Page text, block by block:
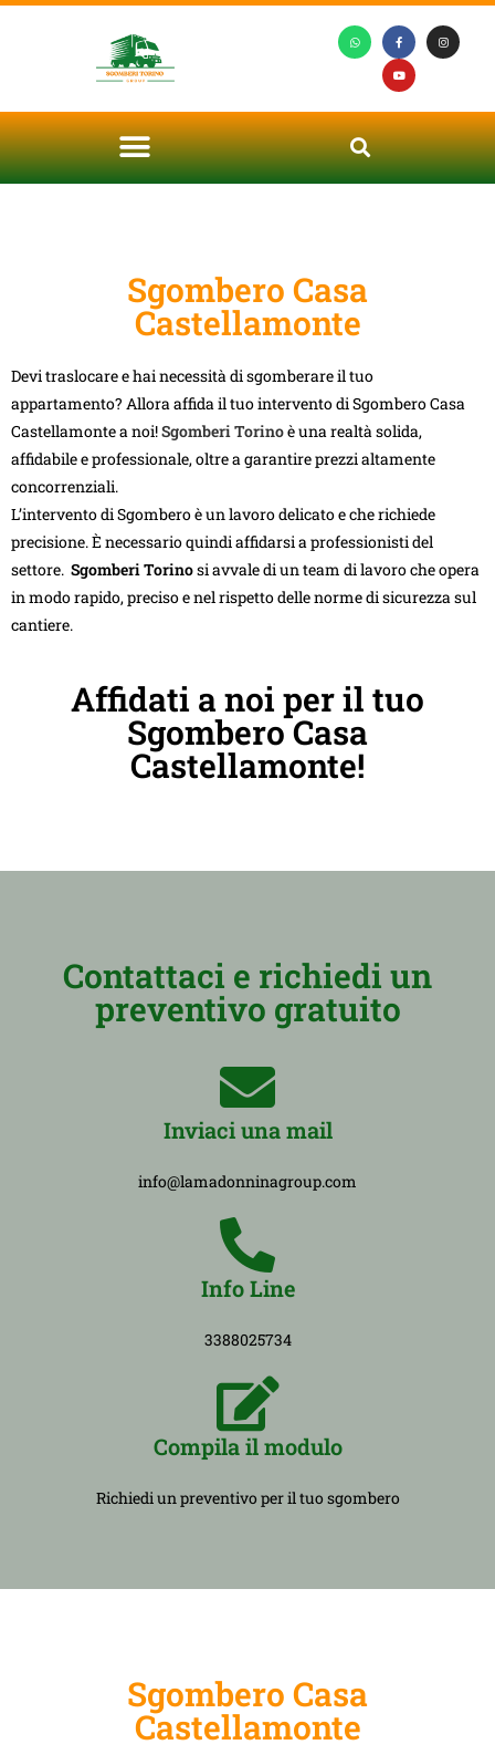
Sgombero Casa
Castellamonte
Devi traslocare e hai necessità di sgomberare il tuo
appartamento? Allora affida il tuo intervento di Sgombero Casa
Castellamonte a noi!Sgomberi Torinoè una realtà solida,
affidabile e professionale, oltre a garantire prezzi altamente
concorrenziali.
L’intervento di Sgombero è un lavoro delicato e che richiede
precisione. È necessario quindi affidarsi a professionisti del
settore. Sgomberi Torinosi avvale di un team di lavoro che opera
in modo rapido, preciso e nel rispetto delle norme di sicurezza sul
cantiere.
Affidati a noi per il tuo
Sgombero Casa
Castellamonte!
Contattaci e richiedi un
preventivo gratuito
Inviaci una mail
info@lamadonninagroup.com
Info Line
3388025734
Compila il modulo
Richiedi un preventivo per il tuo sgombero
Sgombero Casa
Castellamonte